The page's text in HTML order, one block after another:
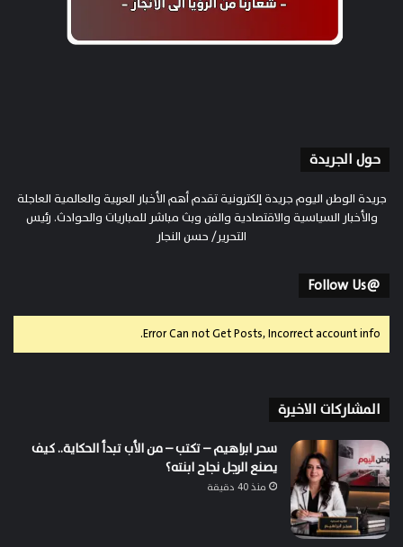
حول الجريدة
جريدة الوطن اليوم جريدة إلكترونية تقدم أهم الأخبار العربية والعالمية العاجلة
والأخبار السياسية والاقتصادية والفن وبث مباشر للمباريات والحوادث. رئيس
التحرير/ حسن النجار
@Follow Us
Error Can not Get Posts, Incorrect account info.
المشاركات الاخيرة
سحر ابراهيم – تكتب – من الأب تبدأ الحكاية.. كيف
يصنع الرجل نجاح ابنته؟
منذ 40 دقيقة